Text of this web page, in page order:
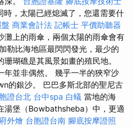
時，太陽已經熄滅了，您還需要什
商業會計法 記帳士 平價助聽器
灘上的雨傘，兩個太陽的雨傘會有
勒比海地區最閃閃發光，最少的
瑚礁是其風景如畫的殖民地。
年並非偶然。 幾乎一半的狹窄沙
的銀沙。 巴巴多斯北部的聖尼古
證台北 台中spa 白蟻 當地的海
湯堡（Bowbathsheba）中，更適
外燴 台胞證台南 腳底按摩證照